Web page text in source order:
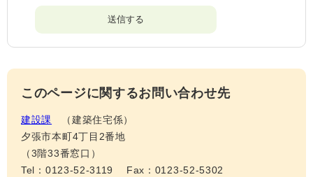
このページに関するお問い合わせ先
建設課
建築住宅係
夕張市本町4丁目2番地
（3階33番窓口）
Tel：0123-52-3119
Fax：0123-52-5302